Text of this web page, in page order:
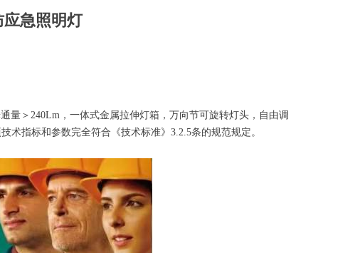
急照明灯
＞240Lm，一体式金属拉伸灯箱，万向节可旋转灯头，自由调
术指标和参数完全符合《技术标准》3.2.5条的规范规定。